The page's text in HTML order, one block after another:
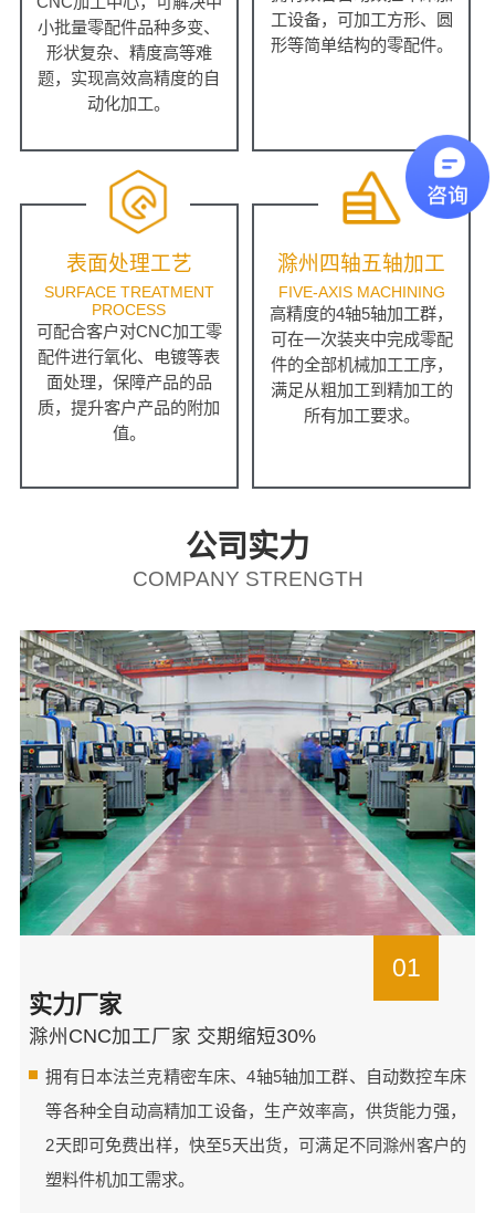
小批量零配件品种多变、
形状复杂、精度高等难
题，实现高效高精度的自
动化加工。
工设备，可加工方形、圆
形等简单结构的零配件。
表面处理工艺
SURFACE TREATMENT
PROCESS
可配合客户对CNC加工零
配件进行氧化、电镀等表
面处理，保障产品的品
质，提升客户产品的附加
值。
滁州四轴五轴加工
FIVE-AXIS MACHINING
高精度的4轴5轴加工群，
可在一次装夹中完成零配
件的全部机械加工工序，
满足从粗加工到精加工的
所有加工要求。
公司实力
COMPANY STRENGTH
01
实力厂家
滁州CNC加工厂家 交期缩短30%
拥有日本法兰克精密车床、4轴5轴加工群、自动数控车床
等各种全自动高精加工设备，生产效率高，供货能力强，
2天即可免费出样，快至5天出货，可满足不同滁州客户的
塑料件机加工需求。